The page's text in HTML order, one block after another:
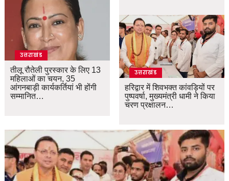
उत्तराखंड
तीलू रौतेली पुरस्कार के लिए 13
महिलाओं का चयन, 35
आंगनबाड़ी कार्यकर्तियां भी होंगी
सम्मानित…
उत्तराखंड
हरिद्वार में शिवभक्त कांवड़ियों पर
पुष्पवर्षा, मुख्यमंत्री धामी ने किया
चरण प्रक्षालन…